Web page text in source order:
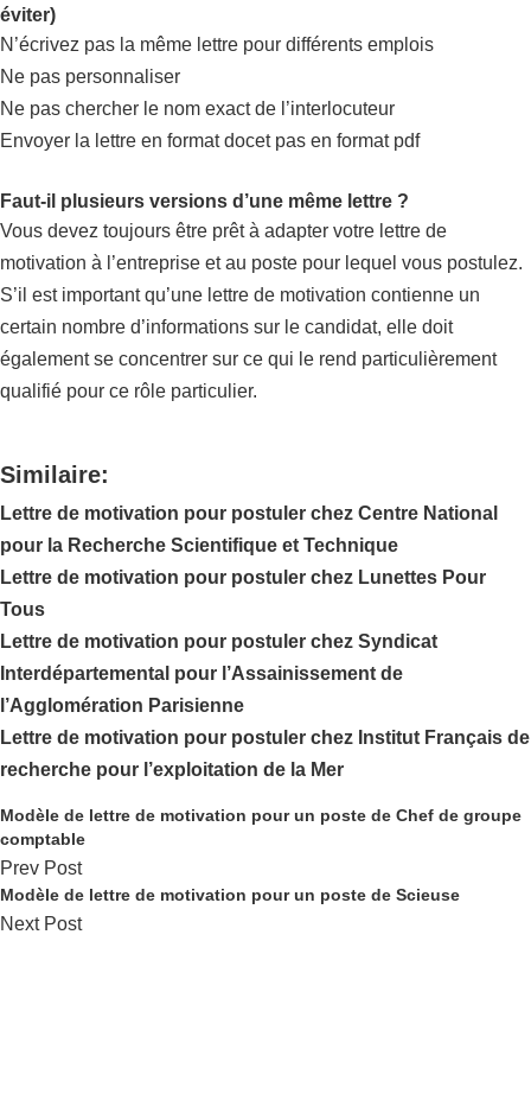
éviter)
N’écrivez pas la même lettre pour différents emplois
Ne pas personnaliser
Ne pas chercher le nom exact de l’interlocuteur
Envoyer la lettre en format docet pas en format pdf
Faut-il plusieurs versions d’une même lettre ?
Vous devez toujours être prêt à adapter votre lettre de
motivation à l’entreprise et au poste pour lequel vous postulez.
S’il est important qu’une lettre de motivation contienne un
certain nombre d’informations sur le candidat, elle doit
également se concentrer sur ce qui le rend particulièrement
qualifié pour ce rôle particulier.
Similaire:
Lettre de motivation pour postuler chez Centre National
pour la Recherche Scientifique et Technique
Lettre de motivation pour postuler chez Lunettes Pour
Tous
Lettre de motivation pour postuler chez Syndicat
Interdépartemental pour l’Assainissement de
l’Agglomération Parisienne
Lettre de motivation pour postuler chez Institut Français de
recherche pour l’exploitation de la Mer
Modèle de lettre de motivation pour un poste de Chef de groupe
comptable
Prev Post
Modèle de lettre de motivation pour un poste de Scieuse
Next Post